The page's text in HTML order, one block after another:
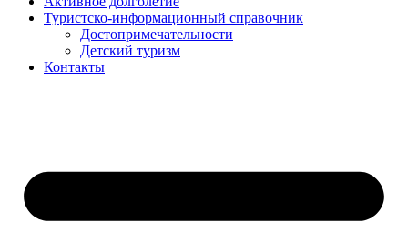
Туристско-информационный справочник
Достопримечательности
Детский туризм
Контакты